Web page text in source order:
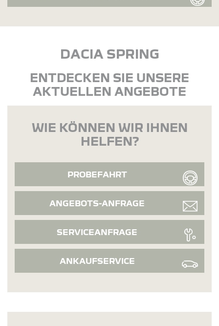
DACIA SPRING
ENTDECKEN SIE UNSERE
AKTUELLEN ANGEBOTE
WIE KÖNNEN WIR IHNEN
HELFEN?
PROBEFAHRT
ANGEBOTS-ANFRAGE
SERVICEANFRAGE
ANKAUFSERVICE